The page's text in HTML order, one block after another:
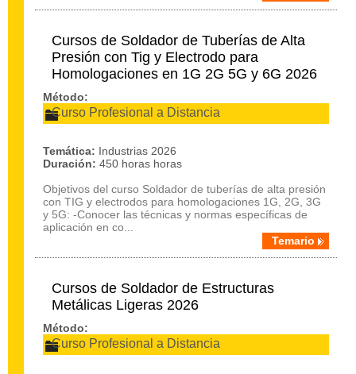
Cursos de Soldador de Tuberías de Alta
Presión con Tig y Electrodo para
Homologaciones en 1G 2G 5G y 6G 2026
Método:
Curso Profesional a Distancia
Temática: Industrias 2026
Duración: 450 horas horas
Objetivos del curso Soldador de tuberías de alta presión
con TIG y electrodos para homologaciones 1G, 2G, 3G
y 5G: -Conocer las técnicas y normas específicas de
aplicación en co...
Temario
Cursos de Soldador de Estructuras
Metálicas Ligeras 2026
Método:
Curso Profesional a Distancia